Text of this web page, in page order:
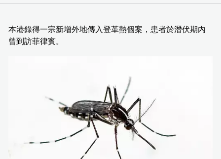
本港錄得一宗新增外地傳入登革熱個案，患者於潛伏期內
曾到訪菲律賓。